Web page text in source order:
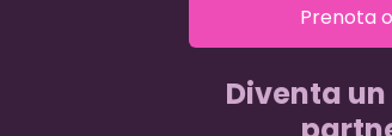
Prenota
Diventa